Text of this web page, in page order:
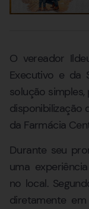
O vereador
Executivo e da
solução
disponibilização
da Farmácia
Durante seu
uma
no local.
diretamente